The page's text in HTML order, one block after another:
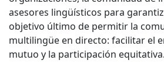
asesores lingüísticos para
objetivo último de permitir la
multilingüe en directo: facilitar el
mutuo y la participación equitativa.